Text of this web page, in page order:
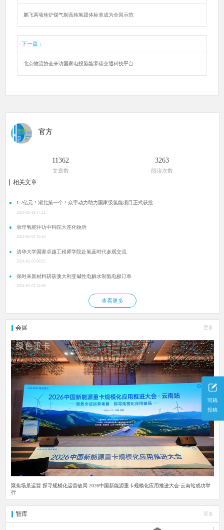
写稿
投稿
鹏飞两项焦炉煤气制高纯氢团体标准成为全国示范
下一篇：
北京物流协会来访国家电投氢能零碳交通科技平台
官方
11362
文章数
3263
阅读次数
相关文章
1.2亿元！湖北第一个！众宇动力助力国家级氢能项目正式获批
2024-02-19 17:21
浙理氢能拜访中科院大连化物所
2024-02-04 16:10
清华大学国家卓越工程师学院赴氢蓝时代参观交流
2024-02-03 00:22
保时来新材料斩获澳大利亚碱性电解水制氢电极订单
2024-02-02 14:58
查看更多
会展 更多
聚焦场景运营 探寻规模化运营破局 2026中国新能源重卡规模化应用推进大会·云南站成功举
行
智库 更多